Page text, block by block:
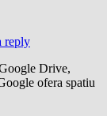
reply
Drive,
ofera spatiu